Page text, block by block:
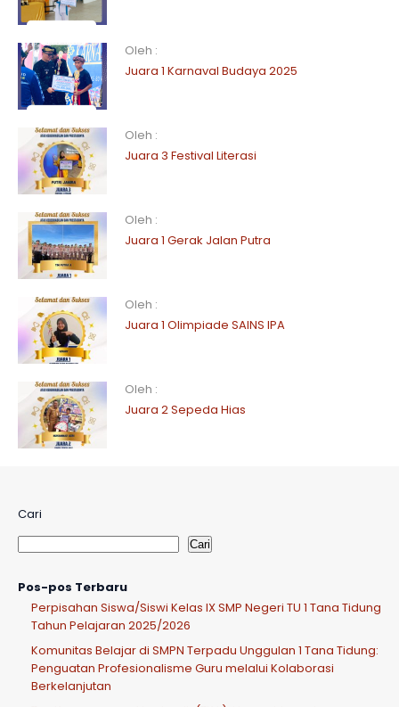
Oleh :
Juara 1 Karnaval Budaya 2025
Oleh :
Juara 3 Festival Literasi
Oleh :
Juara 1 Gerak Jalan Putra
Oleh :
Juara 1 Olimpiade SAINS IPA
Oleh :
Juara 2 Sepeda Hias
Cari
Cari
Pos-pos Terbaru
Perpisahan Siswa/Siswi Kelas IX SMP Negeri TU 1 Tana Tidung
Tahun Pelajaran 2025/2026
Komunitas Belajar di SMPN Terpadu Unggulan 1 Tana Tidung:
Penguatan Profesionalisme Guru melalui Kolaborasi
Berkelanjutan